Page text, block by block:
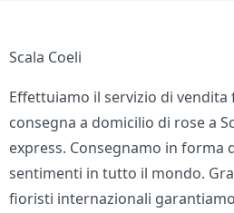
Scala Coeli
Effettuiamo il servizio di vendita
consegna a domicilio di rose a
express. Consegnamo in forma
sentimenti in tutto il mondo.
fioristi internazionali